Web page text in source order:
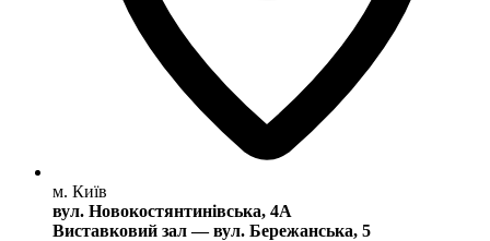
м. Київ
вул. Новокостянтинівська, 4А
Виставковий зал — вул. Бережанська, 5